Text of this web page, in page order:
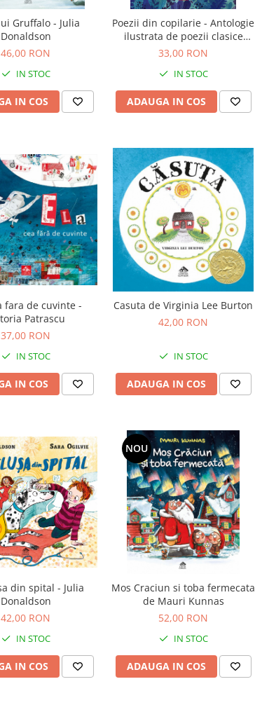
Gruffalo - Julia
Donaldson
46,00 RON
IN STOC
IN COS
Poezii din copilarie - Antologie
ilustrata de poezii clasice
pentru copii
33,00 RON
IN STOC
ADAUGA IN COS
fara de cuvinte -
Patrascu
37,00 RON
IN STOC
IN COS
Casuta de Virginia Lee Burton
42,00 RON
IN STOC
ADAUGA IN COS
din spital - Julia
Donaldson
42,00 RON
IN STOC
IN COS
NOU
Mos Craciun si toba fermecata
de Mauri Kunnas
52,00 RON
IN STOC
ADAUGA IN COS